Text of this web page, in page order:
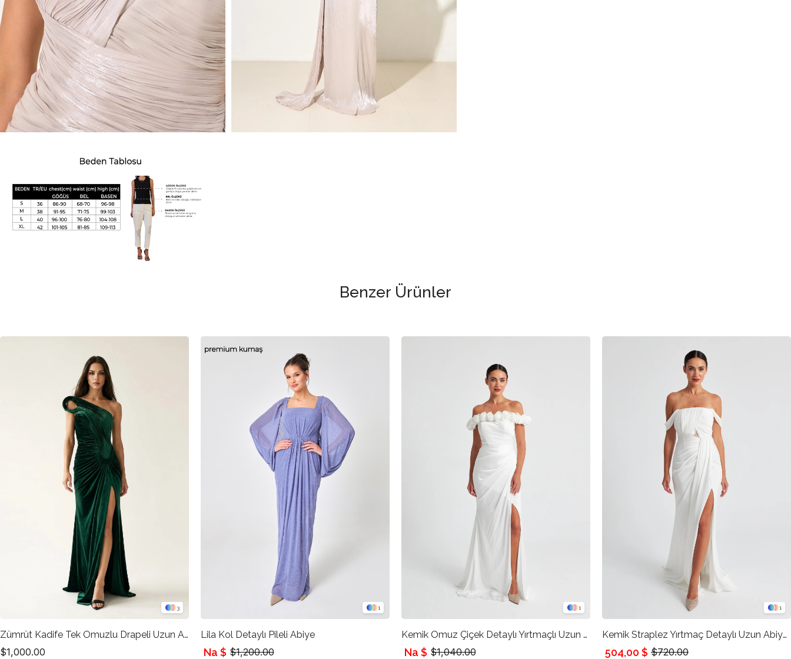
Benzer Ürünler
3
Zümrüt Kadife Tek Omuzlu Drapeli Uzun Abiye Elbise
$1,000.00
1
Lila Kol Detaylı Pileli Abiye
$1,200.00
Na $
1
Kemik Omuz Çiçek Detaylı Yırtmaçlı Uzun Abiye Elbise
$1,040.00
Na $
1
Kemik Straplez Yırtmaç Detaylı Uzun Abiye Elbise
$720.00
504,00 $